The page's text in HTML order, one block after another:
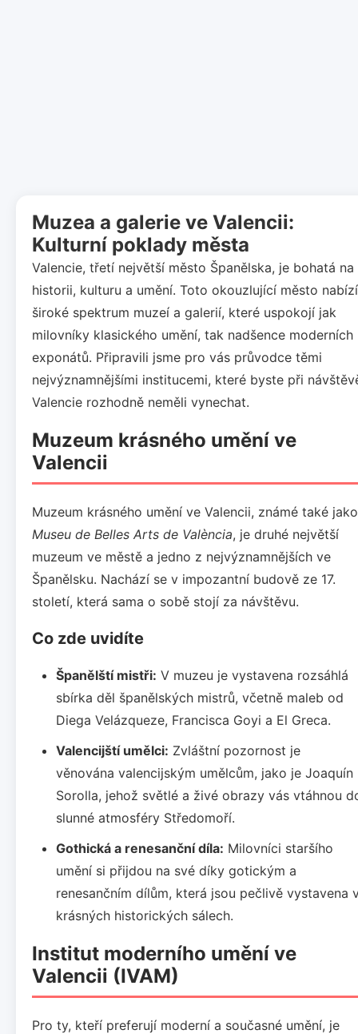
Muzea a galerie ve Valencii:
Kulturní poklady města
Valencie, třetí největší město Španělska, je bohatá na
historii, kulturu a umění. Toto okouzlující město nabízí
široké spektrum muzeí a galerií, které uspokojí jak
milovníky klasického umění, tak nadšence moderních
exponátů. Připravili jsme pro vás průvodce těmi
nejvýznamnějšími institucemi, které byste při
Valencie rozhodně neměli vynechat.
Muzeum krásného umění ve
Valencii
Muzeum krásného umění ve Valencii, známé také jako
Museu de Belles Arts de València, je druhé největší
muzeum ve městě a jedno z nejvýznamnějších ve
Španělsku. Nachází se v impozantní budově ze 17.
století, která sama o sobě stojí za návštěvu.
Co zde uvidíte
Španělští mistři: V muzeu je vystavena rozsáhlá
sbírka děl španělských mistrů, včetně maleb od
Diega Velázqueze, Francisca Goyi a El Greca.
Valencijští umělci: Zvláštní pozornost je
věnována valencijským umělcům, jako je Joaquín
Sorolla, jehož světlé a živé obrazy vás vtáhnou
slunné atmosféry Středomoří.
Gothická a renesanční díla: Milovníci staršího
umění si přijdou na své díky gotickým a
renesančním dílům, která jsou pečlivě vystavena
krásných historických sálech.
Institut moderního umění ve
Valencii (IVAM)
Pro ty, kteří preferují moderní a současné umění, je